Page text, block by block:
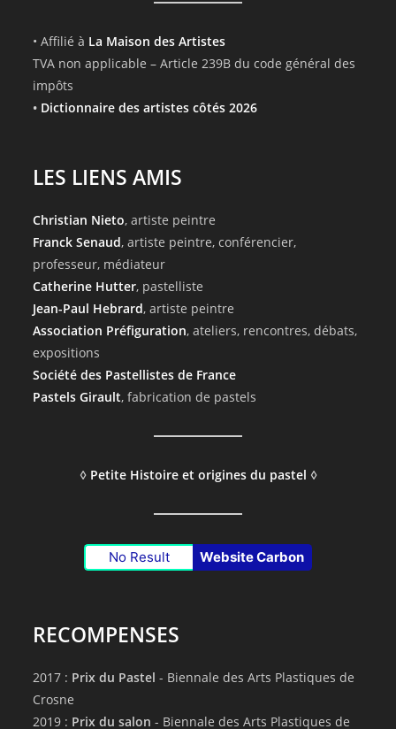
• Affilié à La Maison des Artistes
TVA non applicable – Article 239B du code général des
impôts
• Dictionnaire des artistes côtés 2026
LES LIENS AMIS
Christian Nieto, artiste peintre
Franck Senaud, artiste peintre, conférencier,
professeur, médiateur
Catherine Hutter, pastelliste
Jean-Paul Hebrard, artiste peintre
Association Préfiguration, ateliers, rencontres, débats,
expositions
Société des Pastellistes de France
Pastels Girault, fabrication de pastels
◊ Petite Histoire et origines du pastel ◊
No Result Website Carbon
RECOMPENSES
2017 : Prix du Pastel - Biennale des Arts Plastiques de
Crosne
2019 : Prix du salon - Biennale des Arts Plastiques de